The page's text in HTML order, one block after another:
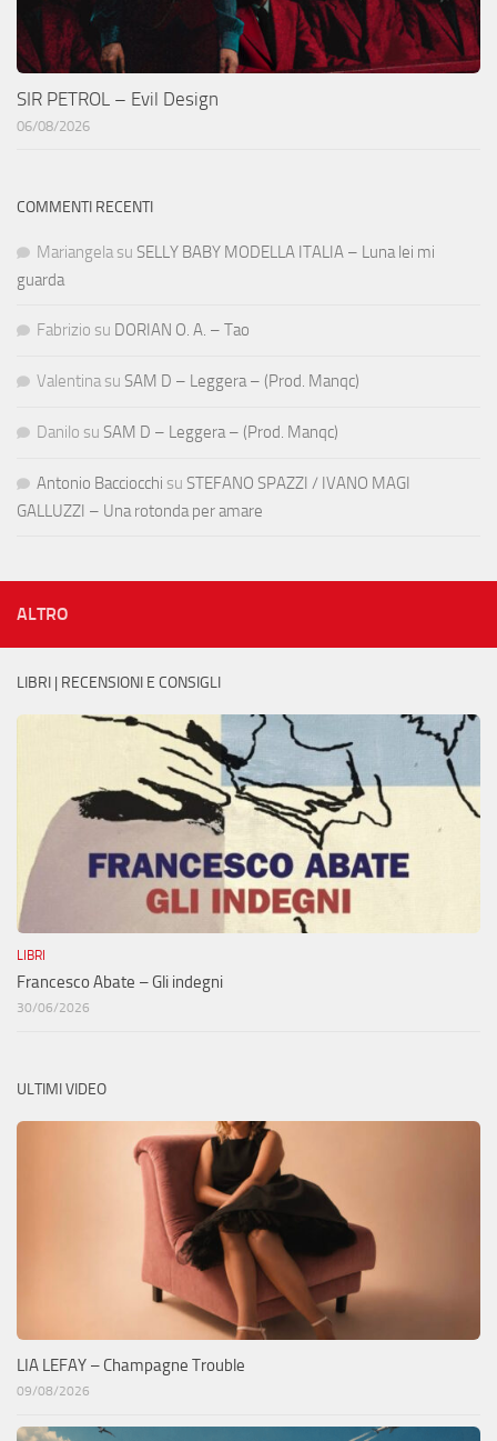
SIR PETROL – Evil Design
06/08/2026
COMMENTI RECENTI
Mariangela su SELLY BABY MODELLA ITALIA – Luna lei mi
guarda
Fabrizio su DORIAN O. A. – Tao
Valentina su SAM D – Leggera – (Prod. Manqc)
Danilo su SAM D – Leggera – (Prod. Manqc)
Antonio Bacciocchi su STEFANO SPAZZI / IVANO MAGI
GALLUZZI – Una rotonda per amare
ALTRO
LIBRI | RECENSIONI E CONSIGLI
LIBRI
Francesco Abate – Gli indegni
30/06/2026
ULTIMI VIDEO
LIA LEFAY – Champagne Trouble
09/08/2026